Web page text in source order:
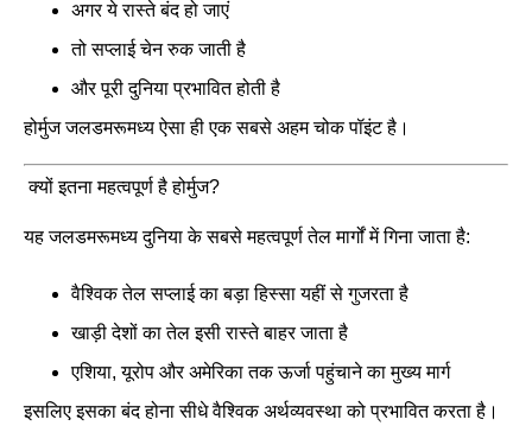
अगर ये रास्ते बंद हो जाएं
तो सप्लाई चेन रुक जाती है
और पूरी दुनिया प्रभावित होती है
होर्मुज जलडमरूमध्य ऐसा ही एक सबसे अहम चोक पॉइंट है।
क्यों इतना महत्वपूर्ण है होर्मुज?
यह जलडमरूमध्य दुनिया के सबसे महत्वपूर्ण तेल मार्गों में गिना जाता है:
वैश्विक तेल सप्लाई का बड़ा हिस्सा यहीं से गुजरता है
खाड़ी देशों का तेल इसी रास्ते बाहर जाता है
एशिया, यूरोप और अमेरिका तक ऊर्जा पहुंचाने का मुख्य मार्ग
इसलिए इसका बंद होना सीधे वैश्विक अर्थव्यवस्था को प्रभावित करता है।